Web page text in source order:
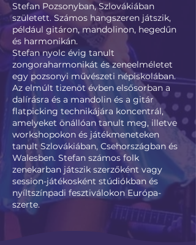
Stefan Pozsonyban, Szlovákiában
született. Számos hangszeren játszik,
például gitáron, mandolinon, hegedűn
és harmonikán.
Stefan nyolc évig tanult
zongoraharmonikát és zeneelméletet
egy pozsonyi művészeti népiskolában.
Az elmúlt tizenöt évben elsősorban a
dalírásra és a mandolin és a gitár
flatpicking technikájára koncentrál,
amelyeket önállóan tanult meg, illetve
workshopokon és játékmeneteken
tanult Szlovákiában, Csehországban és
Walesben. Stefan számos folk
zenekarban játszik szerzőként vagy
session-játékosként stúdiókban és
nyíltszínpadi fesztiválokon Európa-
szerte.